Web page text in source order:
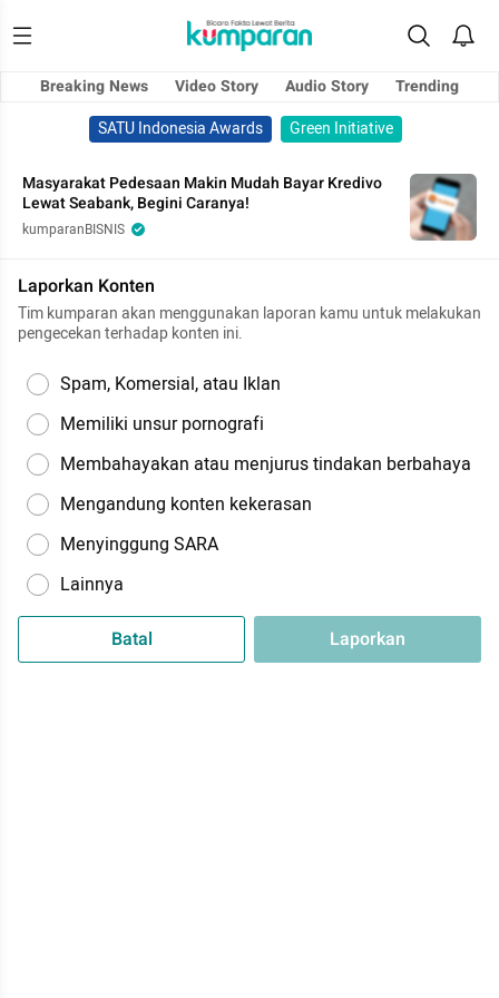
Breaking News Video Story Audio Story
Trending
SATU Indonesia Awards
Green Initiative
Masyarakat Pedesaan Makin Mudah Bayar Kredivo
Lewat Seabank, Begini Caranya!
kumparanBISNIS
Laporkan Konten
Tim kumparan akan menggunakan laporan kamu untuk melakukan
pengecekan terhadap konten ini.
Spam, Komersial, atau Iklan
Memiliki unsur pornografi
Membahayakan atau menjurus tindakan berbahaya
Mengandung konten kekerasan
Menyinggung SARA
Lainnya
Batal Laporkan